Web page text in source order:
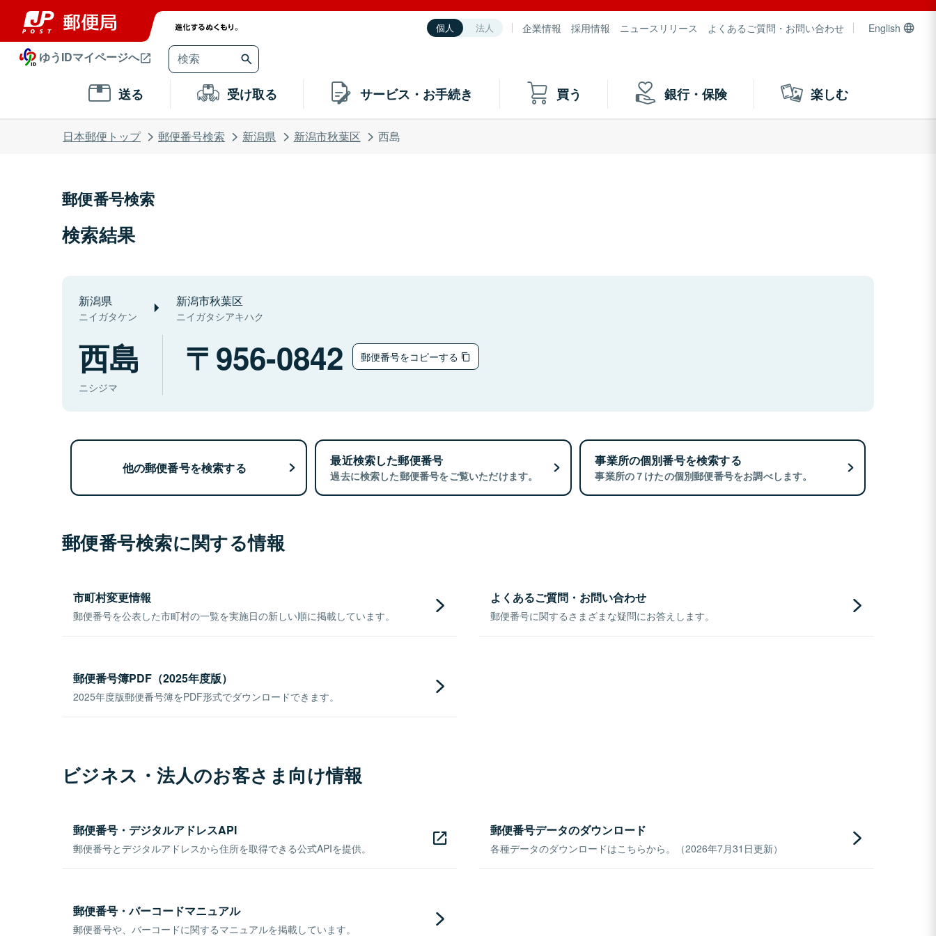
個人 法人 企業情報 採用情報 ニュースリリース よくあるご質問・お問い合わせ English
ゆうIDマイページへ
送る 受け取る サービス・お手続き 買う 銀行・保険 楽しむ
日本郵便トップ 郵便番号検索 新潟県 新潟市秋葉区 西島
郵便番号検索
検索結果
新潟県
ニイガタケン
新潟市秋葉区
ニイガタシアキハク
西島
ニシジマ
956-0842 郵便番号をコピーする
他の郵便番号を検索する 最近検索した郵便番号
過去に検索した郵便番号をご覧いただけます。
事業所の個別番号を検索する
事業所の７けたの個別郵便番号をお調べします。
郵便番号検索に関する情報
市町村変更情報
郵便番号を公表した市町村の一覧を実施日の新しい順に掲載しています。
よくあるご質問・お問い合わせ
郵便番号に関するさまざまな疑問にお答えします。
郵便番号簿PDF（2025年度版）
2025年度版郵便番号簿をPDF形式でダウンロードできます。
ビジネス・法人のお客さま向け情報
郵便番号・デジタルアドレスAPI
郵便番号とデジタルアドレスから住所を取得できる公式APIを提供。
郵便番号データのダウンロード
各種データのダウンロードはこちらから。（2026年7月31日更新）
郵便番号・バーコードマニュアル
郵便番号や、バーコードに関するマニュアルを掲載しています。